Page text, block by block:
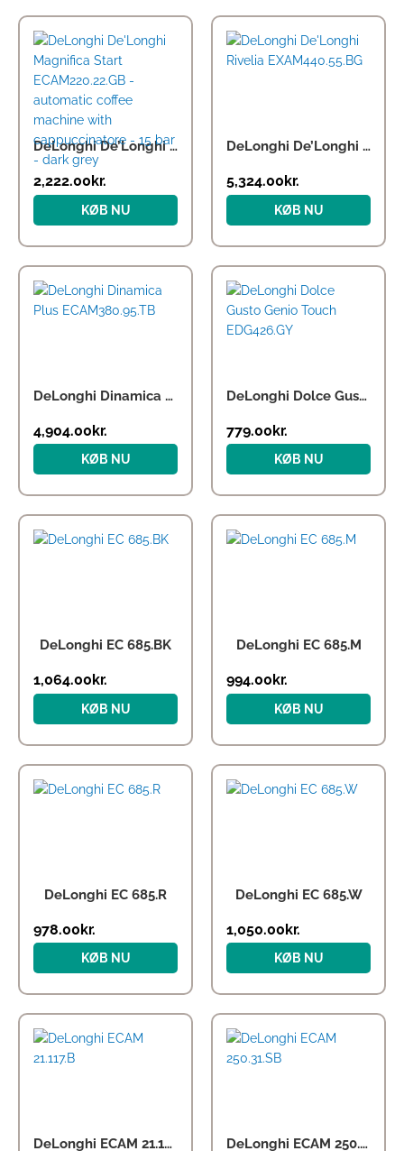
DeLonghi De’Longhi Magnifica Start ECAM220.22.GB – automatic coffee machine with cappuccinatore – 15 bar – dark grey
2,222.00 kr.
KØB NU
DeLonghi De’Longhi Rivelia EXAM440.55.BG
5,324.00 kr.
KØB NU
DeLonghi Dinamica Plus ECAM380.95.TB
4,904.00kr.
KØB NU
DeLonghi Dolce Gusto Genio Touch EDG426.GY
779.00kr.
KØB NU
DeLonghi EC 685.BK
1,064.00kr.
KØB NU
DeLonghi EC 685.M
994.00kr.
KØB NU
DeLonghi EC 685.R
978.00kr.
KØB NU
DeLonghi EC 685.W
1,050.00kr.
KØB NU
DeLonghi ECAM 21.117.B DeLonghi ECAM 250.31.SB